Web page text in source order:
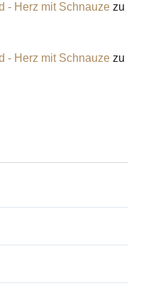
- Herz mit Schnauzezu
- Herz mit Schnauzezu